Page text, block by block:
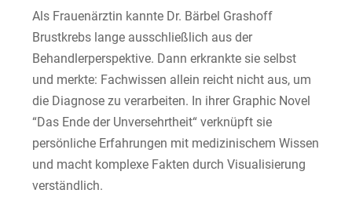
Als Frauenärztin kannte Dr. Bärbel Grashoff
Brustkrebs lange ausschließlich aus der
Behandlerperspektive. Dann erkrankte sie selbst
und merkte: Fachwissen allein reicht nicht aus, um
die Diagnose zu verarbeiten. In ihrer Graphic Novel
“Das Ende der Unversehrtheit“ verknüpft sie
persönliche Erfahrungen mit medizinischem Wissen
und macht komplexe Fakten durch Visualisierung
verständlich.